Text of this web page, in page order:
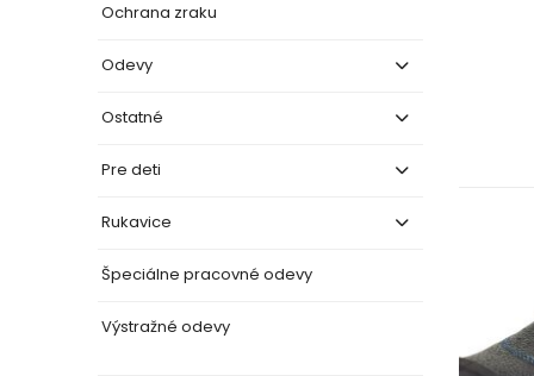
Ochrana zraku
Odevy
Ostatné
Pre deti
Rukavice
Špeciálne pracovné odevy
Výstražné odevy